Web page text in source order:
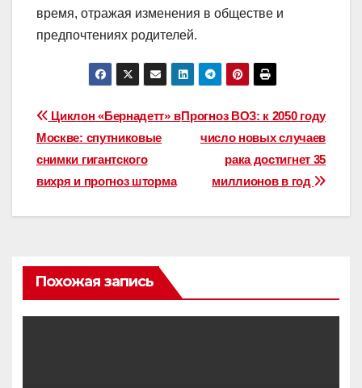
время, отражая изменения в обществе и
предпочтениях родителей.
Навигация
по
записям
Прогноз ВОЗ: к 2050 году
число новых случаев
рака достигнет 35
миллионов в год
Циклон «Бернадетт» в
Москве: спутниковые
снимки гигантского
вихря и прогноз шторма
Похожая запись